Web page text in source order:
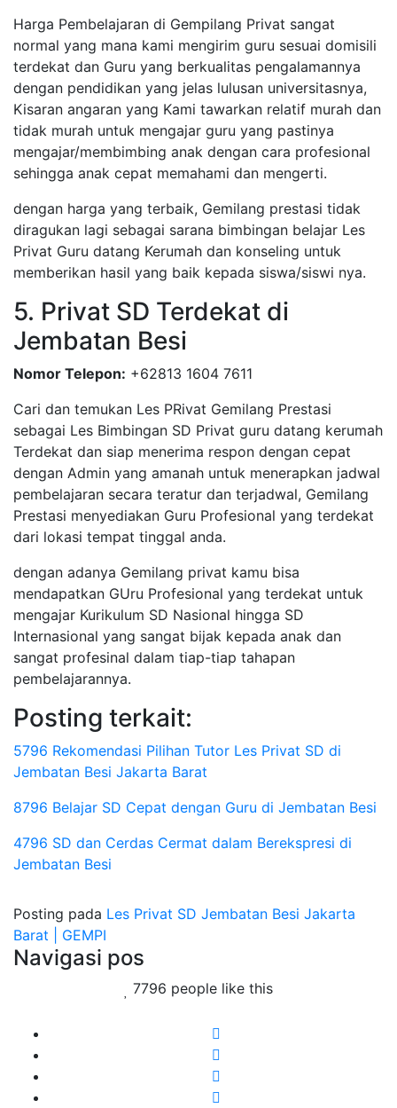
Harga Pembelajaran di Gempilang Privat sangat
normal yang mana kami mengirim guru sesuai domisili
terdekat dan Guru yang berkualitas pengalamannya
dengan pendidikan yang jelas lulusan universitasnya,
Kisaran angaran yang Kami tawarkan relatif murah dan
tidak murah untuk mengajar guru yang pastinya
mengajar/membimbing anak dengan cara profesional
sehingga anak cepat memahami dan mengerti.
dengan harga yang terbaik, Gemilang prestasi tidak
diragukan lagi sebagai sarana bimbingan belajar Les
Privat Guru datang Kerumah dan konseling untuk
memberikan hasil yang baik kepada siswa/siswi nya.
5. Privat SD Terdekat di
Jembatan Besi
Nomor Telepon: +62813 1604 7611
Cari dan temukan Les PRivat Gemilang Prestasi
sebagai Les Bimbingan SD Privat guru datang kerumah
Terdekat dan siap menerima respon dengan cepat
dengan Admin yang amanah untuk menerapkan jadwal
pembelajaran secara teratur dan terjadwal, Gemilang
Prestasi menyediakan Guru Profesional yang terdekat
dari lokasi tempat tinggal anda.
dengan adanya Gemilang privat kamu bisa
mendapatkan GUru Profesional yang terdekat untuk
mengajar Kurikulum SD Nasional hingga SD
Internasional yang sangat bijak kepada anak dan
sangat profesinal dalam tiap-tiap tahapan
pembelajarannya.
Posting terkait:
5796 Rekomendasi Pilihan Tutor Les Privat SD di
Jembatan Besi Jakarta Barat
8796 Belajar SD Cepat dengan Guru di Jembatan Besi
4796 SD dan Cerdas Cermat dalam Berekspresi di
Jembatan Besi
Posting pada Les Privat SD Jembatan Besi Jakarta
Barat | GEMPI
Navigasi pos
7796 people like this